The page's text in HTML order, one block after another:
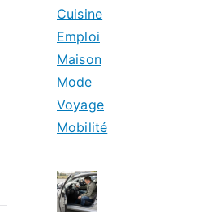
Cuisine
Emploi
Maison
Mode
Voyage
Mobilité